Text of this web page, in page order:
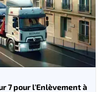
7 pour l'Enlèvement à